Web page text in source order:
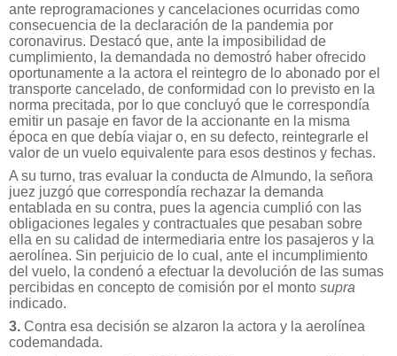
ante reprogramaciones y cancelaciones ocurridas como
consecuencia de la declaración de la pandemia por
coronavirus. Destacó que, ante la imposibilidad de
cumplimiento, la demandada no demostró haber ofrecido
oportunamente a la actora el reintegro de lo abonado por el
transporte cancelado, de conformidad con lo previsto en la
norma precitada, por lo que concluyó que le correspondía
emitir un pasaje en favor de la accionante en la misma
época en que debía viajar o, en su defecto, reintegrarle el
valor de un vuelo equivalente para esos destinos y fechas.
A su turno, tras evaluar la conducta de Almundo, la señora
juez juzgó que correspondía rechazar la demanda
entablada en su contra, pues la agencia cumplió con las
obligaciones legales y contractuales que pesaban sobre
ella en su calidad de intermediaria entre los pasajeros y la
aerolínea. Sin perjuicio de lo cual, ante el incumplimiento
del vuelo, la condenó a efectuar la devolución de las sumas
percibidas en concepto de comisión por el monto supra
indicado.
3. Contra esa decisión se alzaron la actora y la aerolínea
codemandada.